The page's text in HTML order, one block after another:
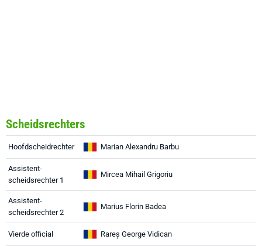
Scheidsrechters
Hoofdscheidrechter Marian Alexandru Barbu
Assistent-
scheidsrechter 1
Mircea Mihail Grigoriu
Assistent-
scheidsrechter 2
Marius Florin Badea
Vierde official Rareș George Vidican